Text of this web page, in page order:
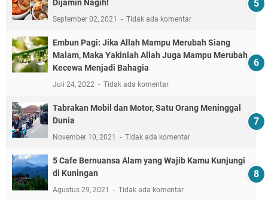
Dijamin Nagih!
September 02, 2021 Tidak ada komentar
Embun Pagi: Jika Allah Mampu Merubah Siang
Malam, Maka Yakinlah Allah Juga Mampu Merubah
Kecewa Menjadi Bahagia
Juli 24, 2022 Tidak ada komentar
Tabrakan Mobil dan Motor, Satu Orang Meninggal
Dunia
November 10, 2021 Tidak ada komentar
5 Cafe Bernuansa Alam yang Wajib Kamu Kunjungi
di Kuningan
Agustus 29, 2021 Tidak ada komentar